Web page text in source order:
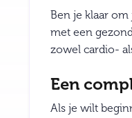
Ben je klaar
met een
zowel cardio-
Een
Als je wilt